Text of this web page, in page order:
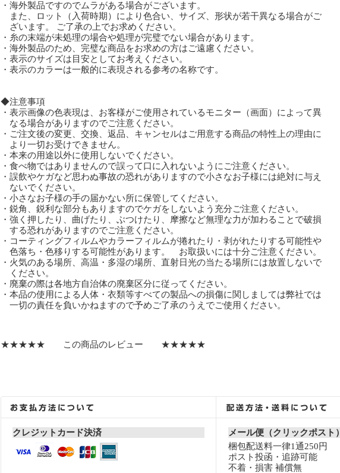
・海外製品ですのでムラがある場合がございます。
また、ロット（入荷時期）により色合い、サイズ、形状が若干異なる場合がご
ざいます。 ご了承の上でお求めください。
・糸の末端が未処理の場合や処理が完璧でない場合があります。
・海外製品のため、完璧な商品をお求めの方はご遠慮ください。
・表示のサイズは目安としてお考えください。
・表示のカラーは一般的に表現される参考の名称です。
◆注意事項
・表示画像の色表現は、お客様がご使用されているモニター（画面）によって異
なる場合がありますのでご注意ください。
・ご注文後の変更、交換、返品、キャンセルはご用意する商品の特性上の理由に
より一切お受けできません。
・本来の用途以外に使用しないでください。
・食べ物ではありませんので誤って口に入れないようにご注意ください。
・誤飲やケガなど思わぬ事故の恐れがありますので小さなお子様には絶対に与え
ないでください。
・小さなお子様の手の届かない所に保管してください。
・鋭角、鋭利な部分もありますのでケガをしないよう充分ご注意ください。
・強く押したり、曲げたり、ぶつけたり、摩擦など無理な力が加わることで破損
する恐れがありますのでご注意ください。
・コーティングフィルムやカラーフィルムが捲れたり・剥がれたりする可能性や
色落ち・色移りする可能性があります。 お取扱いには十分ご注意ください。
・火気のある場所、高温・多湿の場所、直射日光の当たる場所には放置しないで
ください。
・廃棄の際は各地方自治体の廃棄区分に従ってください。
・本品の使用による人体・衣類等すべての製品への損傷に関しましては弊社では
一切の責任を負いかねますので予めご了承のうえでご使用ください。
★★★★★ この商品のレビュー ★★★★★
クレジットカード決済
メール便（クリックポスト）
梱包配送料一律1通250円
ポスト投函・追跡可能
不着・損害 補償無